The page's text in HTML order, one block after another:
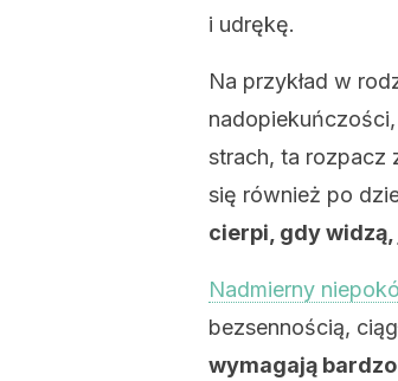
i udrękę.
Na przykład w
strach, ta rozpacz
się również po
cierpi, gdy
Nadmierny
bezsennością,
wymagają